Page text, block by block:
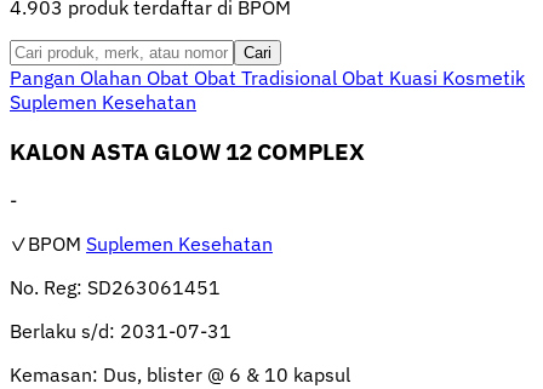
4.903 produk terdaftar di BPOM
Cari
Pangan Olahan Obat Obat Tradisional Obat Kuasi Kosmetik
Suplemen Kesehatan
KALON ASTA GLOW 12 COMPLEX
-
✓BPOM Suplemen Kesehatan
No. Reg: SD263061451
Berlaku s/d: 2031-07-31
Kemasan: Dus, blister @ 6 & 10 kapsul